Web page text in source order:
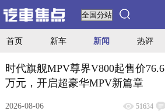
首页 新车 新闻 热评
时代旗舰MPV尊界V800起售价76.6
万元，开启超豪华MPV新篇章
2026-08-06 51634